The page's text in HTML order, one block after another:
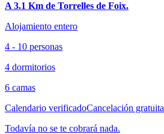
A 3.1 Km de Torrelles de Foix.
Alojamiento entero
4 - 10 personas
4 dormitorios
6 camas
Calendario verificadoCancelación gratuita
Todavía no se te cobrará nada.